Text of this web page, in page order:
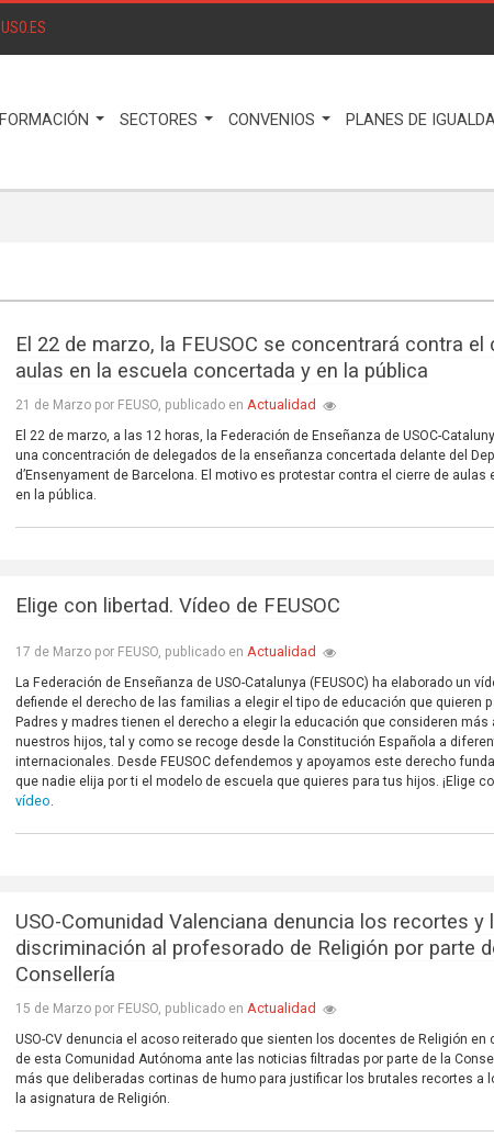
USO.ES
FORMACIÓN SECTORES CONVENIOS PLANES DE
El 22 de marzo, la FEUSOC se concentrará contra el
aulas en la escuela concertada y en la pública
21 de Marzo por FEUSO, publicado enActualidad
El 22 de marzo, a las 12 horas, la Federación de Enseñanza de USOC-
una concentración de delegados de la enseñanza concertada delante del
d’Ensenyament de Barcelona. El motivo es protestar contra el cierre de aulas
en la pública.
Elige con libertad. Vídeo de FEUSOC
17 de Marzo por FEUSO, publicado enActualidad
La Federación de Enseñanza de USO-Catalunya (FEUSOC) ha elaborado un
defiende el derecho de las familias a elegir el tipo de educación que quieren
Padres y madres tienen el derecho a elegir la educación que consideren más
nuestros hijos, tal y como se recoge desde la Constitución Española a
internacionales. Desde FEUSOC defendemos y apoyamos este derecho
que nadie elija por ti el modelo de escuela que quieres para tus hijos. ¡Elige
vídeo.
USO-Comunidad Valenciana denuncia los recortes y
discriminación al profesorado de Religión por parte
Consellería
15 de Marzo por FEUSO, publicado enActualidad
USO-CV denuncia el acoso reiterado que sienten los docentes de Religión en
de esta Comunidad Autónoma ante las noticias filtradas por parte de la
más que deliberadas cortinas de humo para justificar los brutales recortes a
la asignatura de Religión.